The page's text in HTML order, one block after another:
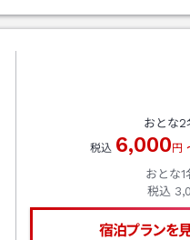
おとな2
税込 6,000 円
おとな1
税込
宿泊プランを